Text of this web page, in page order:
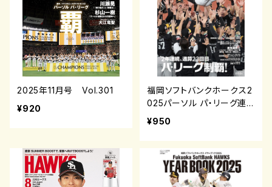
2025年11月号 Vol.301
¥920
福岡ソフトバンクホークス2
025パーソル パ・リーグ連
覇
¥950